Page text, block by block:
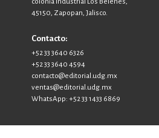
colonia Industrial Los Belenes,
45150, Zapopan, Jalisco.
Contacto:
+52 33 3640 6326
+52 33 3640 4594
contacto@editorial.udg.mx
ventas@editorial.udg.mx
WhatsApp: +52 33 1433 6869